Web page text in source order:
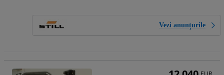
Vezi anunțurile